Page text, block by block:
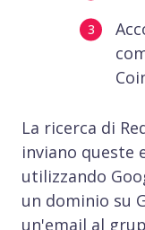
La ricerca di
inviano queste
utilizzando
un dominio su
un'email al